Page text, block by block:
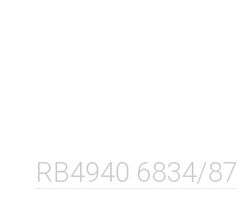
RB4940 6834/87